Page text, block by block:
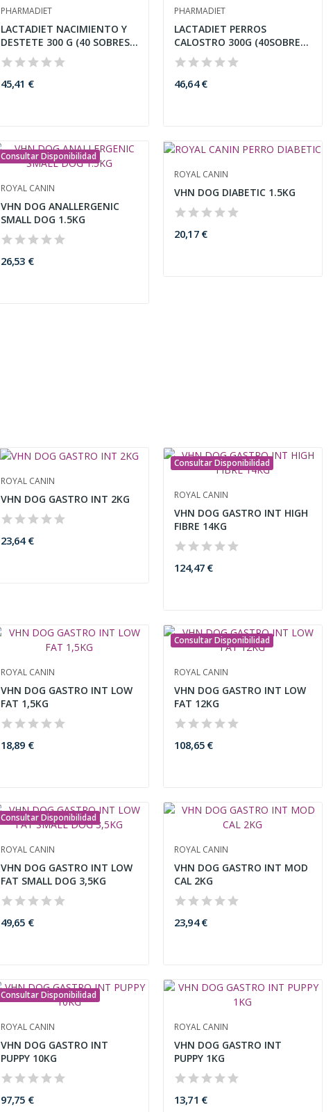
PHARMADIET
LACTADIET NACIMIENTO Y
DESTETE 300 G (40 SOBRES...
45,41 €
PHARMADIET
LACTADIET PERROS
CALOSTRO 300G (40SOBRES
X 7,5G)
46,64 €
Consultar Disponibilidad
ROYAL CANIN
VHN DOG ANALLERGENIC
SMALL DOG 1.5KG
26,53 €
ROYAL CANIN
VHN DOG DIABETIC 1.5KG
20,17 €
ROYAL CANIN
VHN DOG GASTRO INT 2KG
23,64 €
Consultar Disponibilidad
ROYAL CANIN
VHN DOG GASTRO INT HIGH
FIBRE 14KG
124,47 €
ROYAL CANIN
VHN DOG GASTRO INT LOW
FAT 1,5KG
18,89 €
Consultar Disponibilidad
ROYAL CANIN
VHN DOG GASTRO INT LOW
FAT 12KG
108,65 €
Consultar Disponibilidad
ROYAL CANIN
VHN DOG GASTRO INT LOW
FAT SMALL DOG 3,5KG
49,65 €
ROYAL CANIN
VHN DOG GASTRO INT MOD
CAL 2KG
23,94 €
Consultar Disponibilidad
ROYAL CANIN
VHN DOG GASTRO INT
PUPPY 10KG
97,75 €
ROYAL CANIN
VHN DOG GASTRO INT
PUPPY 1KG
13,71 €